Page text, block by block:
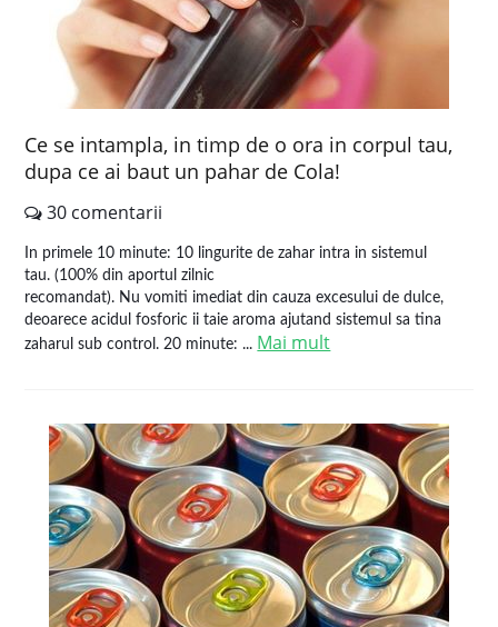
Ce se intampla, in timp de o ora in corpul tau,
dupa ce ai baut un pahar de Cola!
30 comentarii
In primele 10 minute: 10 lingurite de zahar intra in sistemul
tau. (100% din aportul zilnic
recomandat). Nu vomiti imediat din cauza excesului de dulce,
deoarece acidul fosforic ii taie aroma ajutand sistemul sa tina
zaharul sub control. 20 minute: ... Mai mult